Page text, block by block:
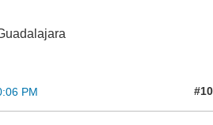
PM #10